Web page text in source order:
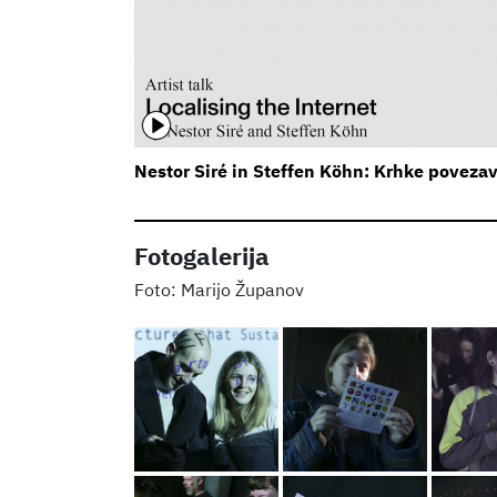
Nestor Siré in Steffen Köhn: Krhke
Fotogalerija
Marijo Županov